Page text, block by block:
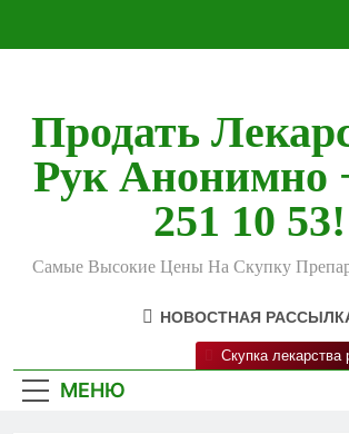
Продать
Рук Анонимно
251 10 53!
Самые Высокие Цены На Скупку
НОВОСТНАЯ
МЕНЮ
Скупка лекарства